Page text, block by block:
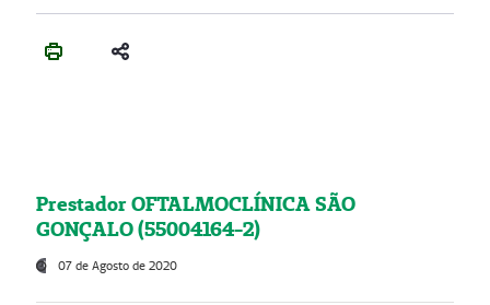
Prestador OFTALMOCLÍNICA SÃO
GONÇALO (55004164-2)
07 de Agosto de 2020